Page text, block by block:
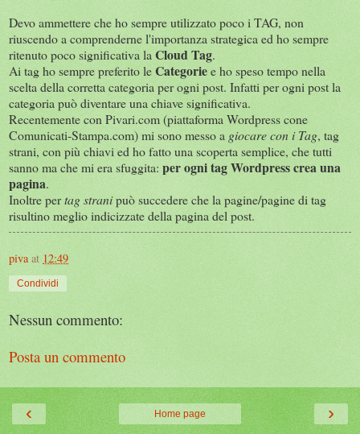
Devo ammettere che ho sempre utilizzato poco i TAG, non
riuscendo a comprenderne l'importanza strategica ed ho sempre
ritenuto poco significativa la Cloud Tag.
Ai tag ho sempre preferito leCategoriee ho speso tempo nella
scelta della corretta categoria per ogni post. Infatti per ogni post la
categoria può diventare una chiave significativa.
Recentemente con Pivari.com (piattaforma Wordpress cone
Comunicati-Stampa.com) mi sono messo a giocare con i Tag, tag
strani, con più chiavi ed ho fatto una scoperta semplice, che tutti
sanno ma che mi era sfuggita: per ogni tag Wordpress crea una
pagina.
Inoltre pertag stranipuò succedere che la pagine/pagine di tag
risultino meglio indicizzate della pagina del post.
piva at 12:49
Condividi
Nessun commento:
Posta un commento
‹ ›
Home page